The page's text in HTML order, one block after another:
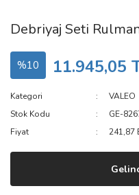
Debriyaj Seti
%10 11.945,05
Kategori
VALEO
Stok Kodu
GE-
Fiyat
241,87